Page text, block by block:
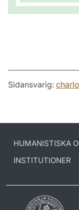
Sidansvarig:
HUMANISTISKA
INSTITUTIONER